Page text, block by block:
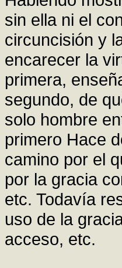
sin ella ni el
circuncisión y
encarecer la
primera,
segundo, de
solo hombre
primero Hace
camino por el
por la gracia
etc. Todavía
uso de la
acceso, etc.